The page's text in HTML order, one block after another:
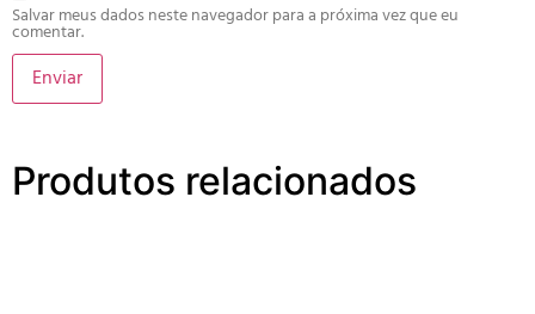
Salvar meus dados neste navegador para a próxima vez que eu
comentar.
Produtos relacionados